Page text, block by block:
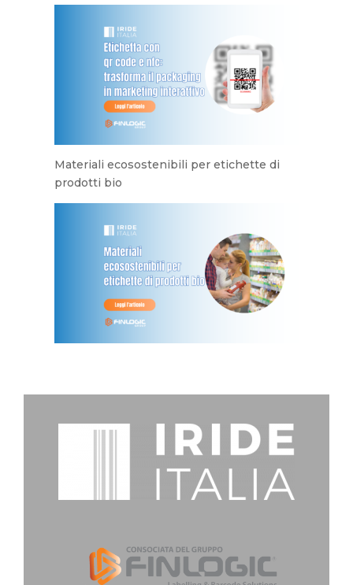
Materiali ecosostenibili per etichette di
prodotti bio